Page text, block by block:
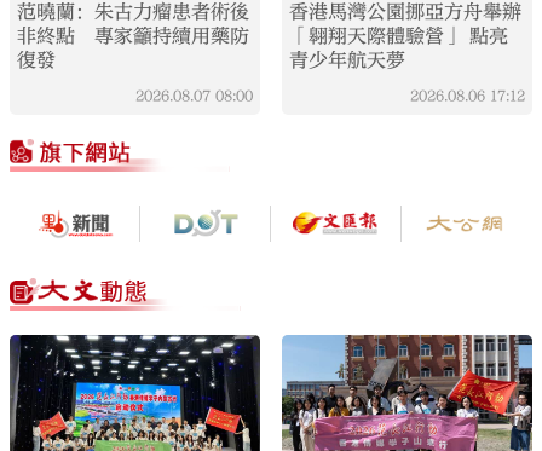
范曉蘭：朱古力瘤患者術後
非終點 專家籲持續用藥防
復發
2026.08.07 08:00
香港馬灣公園挪亞方舟舉辦
「翱翔天際體驗營」 點亮
青少年航天夢
2026.08.06 17:12